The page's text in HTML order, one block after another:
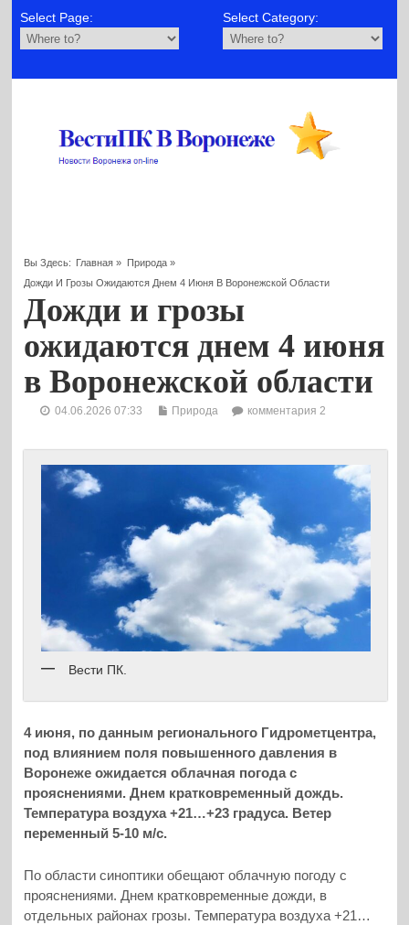
Select Page: Select Category:
Вы Здесь: Главная » Природа»
Дожди И Грозы Ожидаются Днем 4 Июня В Воронежской Области
Дожди и грозы
ожидаются днем 4 июня
в Воронежской области
04.06.2026 07:33 Природа комментария 2
Вести ПК.
4 июня, по данным регионального Гидрометцентра,
под влиянием поля повышенного давления в
Воронеже ожидается облачная погода с
прояснениями. Днем кратковременный дождь.
Температура воздуха +21…+23 градуса. Ветер
переменный 5-10 м/с.
По области синоптики обещают облачную погоду с
прояснениями. Днем кратковременные дожди, в
отдельных районах грозы. Температура воздуха +21…